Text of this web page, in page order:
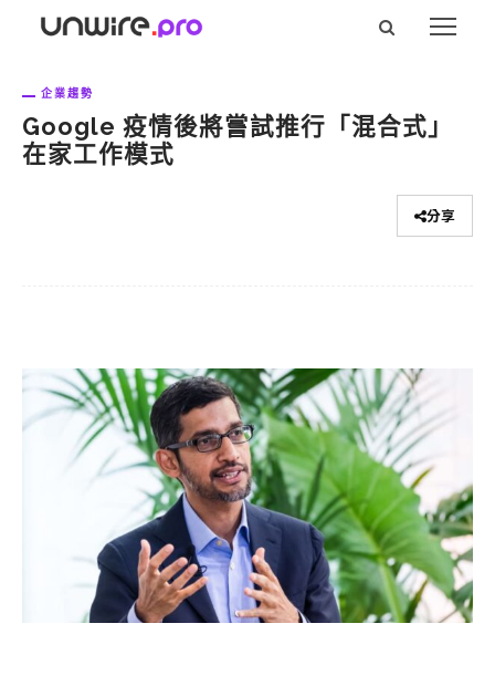
企業趨勢
Google 疫情後將嘗試推行「混合式」
在家工作模式
分享